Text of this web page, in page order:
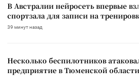
В Австралии нейросеть впервые
спортзала для записи на
39 минут назад
Несколько беспилотников
предприятие в Тюменской области